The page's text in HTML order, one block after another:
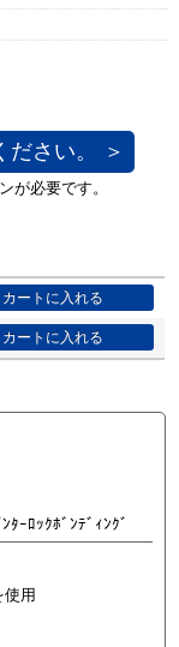
ださい。 ＞
ﾀｰﾛｯｸﾎﾞﾝﾃﾞｨﾝｸﾞ
用